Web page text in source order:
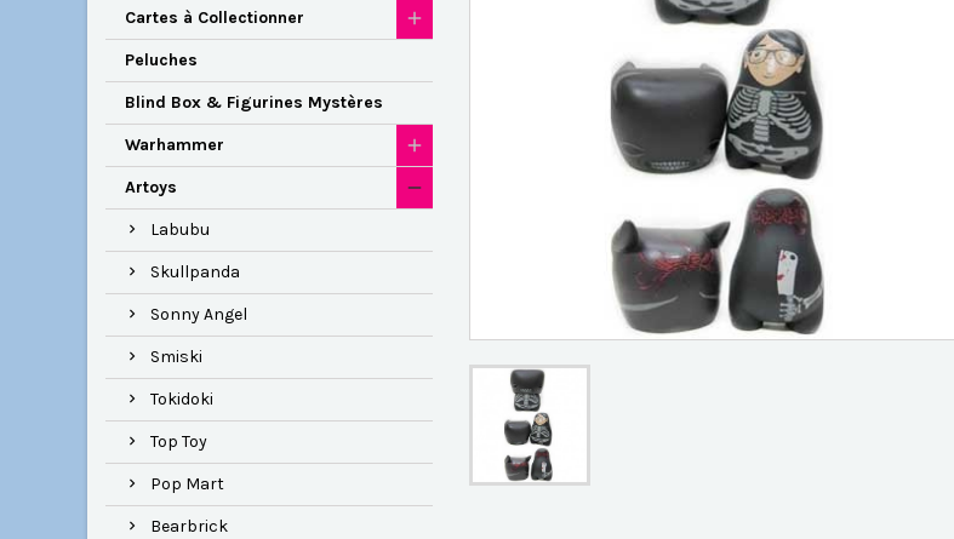
Cartes à Collectionner
Peluches
Blind Box & Figurines Mystères
Warhammer
Artoys
Labubu
Skullpanda
Sonny Angel
Smiski
Tokidoki
Top Toy
Pop Mart
Bearbrick